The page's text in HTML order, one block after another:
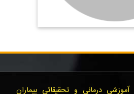
درمانی و تحقیقاتی بیماران